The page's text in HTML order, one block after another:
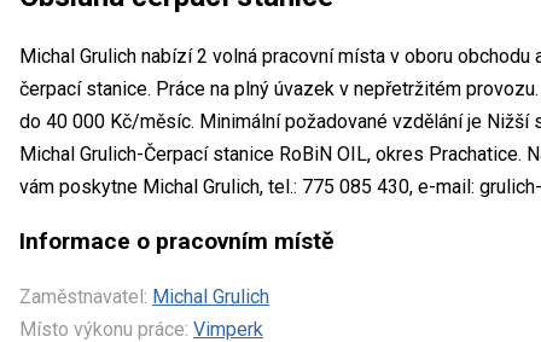
Michal Grulich nabízí 2 volná pracovní místa v oboru
čerpací stanice. Práce na plný úvazek v nepřetržitém
do 40 000 Kč/měsíc. Minimální požadované vzdělání je
Michal Grulich-Čerpací stanice RoBiN OIL, okres Prachatice.
vám poskytne Michal Grulich, tel.: 775 085 430, e-mail:
Informace o pracovním místě
Zaměstnavatel: Michal Grulich
Místo výkonu práce: Vimperk